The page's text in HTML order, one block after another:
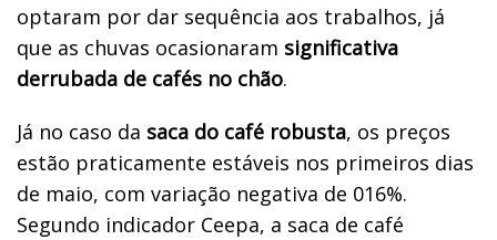
optaram por dar sequência aos trabalhos, já
que as chuvas ocasionaram significativa
derrubada de cafés no chão.
Já no caso da saca do café robusta, os preços
estão praticamente estáveis nos primeiros dias
de maio, com variação negativa de 016%.
Segundo indicador Ceepa, a saca de café